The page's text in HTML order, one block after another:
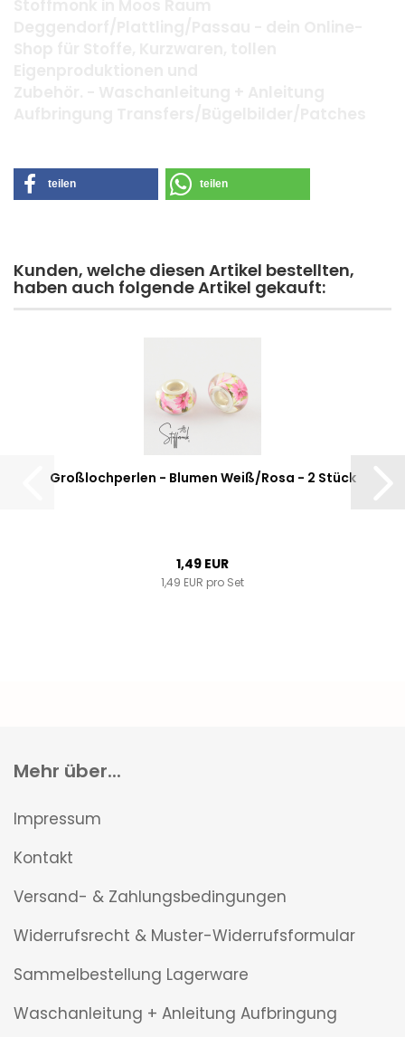
teilen teilen
Kunden, welche diesen Artikel bestellten,
haben auch folgende Artikel gekauft:
Großlochperlen - Blumen Weiß/Rosa - 2 Stück
1,49 EUR
1,49 EUR pro Set
Mehr über...
Impressum
Kontakt
Versand- & Zahlungsbedingungen
Widerrufsrecht & Muster-Widerrufsformular
Sammelbestellung Lagerware
Waschanleitung + Anleitung Aufbringung